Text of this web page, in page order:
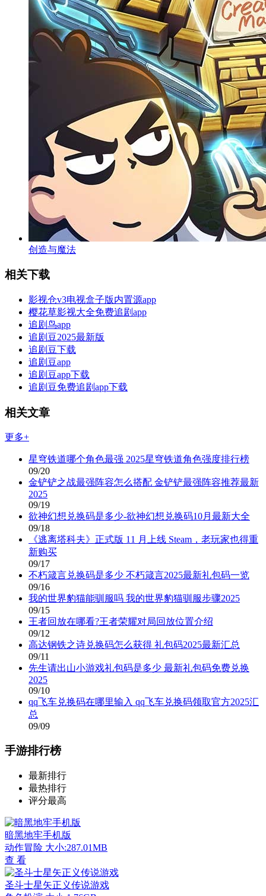
创造与魔法
相关下载
影视仓v3电视盒子版内置源app
樱花草影视大全免费追剧app
追剧鸟app
追剧豆2025最新版
追剧豆下载
追剧豆app
追剧豆app下载
追剧豆免费追剧app下载
相关文章
更多+
星穹铁道哪个角色最强 2025星穹铁道角色强度排行榜
09/20
金铲铲之战最强阵容怎么搭配 金铲铲最强阵容推荐最新
2025
09/19
欲神幻想兑换码是多少-欲神幻想兑换码10月最新大全
09/18
《逃离塔科夫》正式版 11 月上线 Steam，老玩家也得重
新购买
09/17
不朽箴言兑换码是多少 不朽箴言2025最新礼包码一览
09/16
我的世界豹猫能驯服吗 我的世界豹猫驯服步骤2025
09/15
王者回放在哪看?王者荣耀对局回放位置介绍
09/12
高达钢铁之诗兑换码怎么获得 礼包码2025最新汇总
09/11
先生请出山小游戏礼包码是多少 最新礼包码免费兑换
2025
09/10
qq飞车兑换码在哪里输入 qq飞车兑换码领取官方2025汇
总
09/09
手游排行榜
最新排行
最热排行
评分最高
暗黑地牢手机版
动作冒险 大小:287.01MB
查 看
圣斗士星矢正义传说游戏